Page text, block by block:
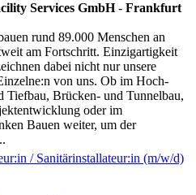
Services GmbH- Frankfurt
rund 89.000 Menschen an
am Fortschritt. Einzigartigkeit
dabei nicht nur unsere
von uns. Ob im Hoch-
Tiefbau, Brücken- und Tunnelbau,
oder im
Bauen weiter, um der